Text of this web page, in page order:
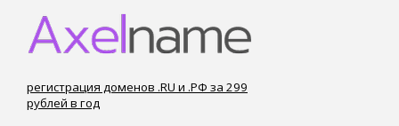
регистрация доменов .RU и .РФ за 299
рублей в год